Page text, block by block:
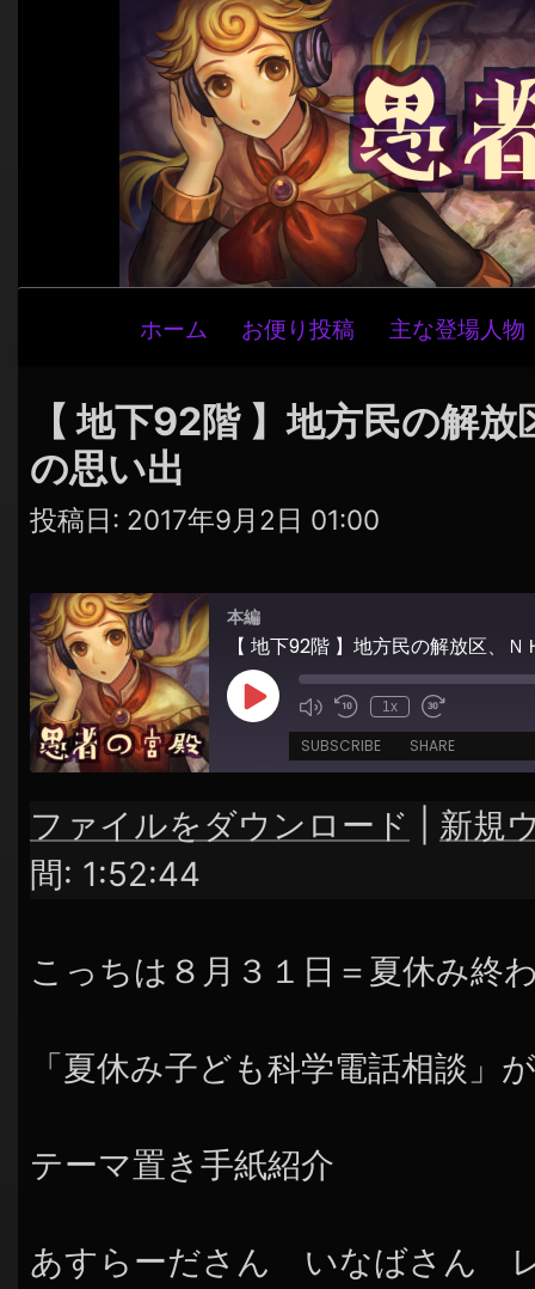
ビ
ゲ
ー
ョ
ン
ホーム お便り投稿 主な登場人物
【 地下92階 】地方民の解
の思い出
投稿日: 2017年9月2日 01:00
本編
【 地下92階 】地方民の解放区、
Play
Episode
1x
SUBSCRIBE SHARE
RSS FEED
SHARE
LINK
ファイルをダウンロード
新規
間: 1:52:44
こっちは８月３１日＝夏休み終
「夏休み子ども科学電話相談」
テーマ置き手紙紹介
あすらーださん いなばさん